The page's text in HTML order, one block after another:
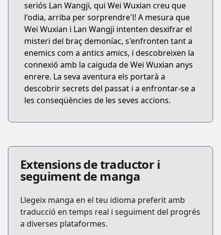
seriós Lan Wangji, qui Wei Wuxian creu que
l'odia, arriba per sorprendre'l! A mesura que
Wei Wuxian i Lan Wangji intenten desxifrar el
misteri del braç demoníac, s'enfronten tant a
enemics com a antics amics, i descobreixen la
connexió amb la caiguda de Wei Wuxian anys
enrere. La seva aventura els portarà a
descobrir secrets del passat i a enfrontar-se a
les conseqüències de les seves accions.
Extensions de traductor i
seguiment de manga
Llegeix manga en el teu idioma preferit amb
traducció en temps real i seguiment del progrés
a diverses plataformes.